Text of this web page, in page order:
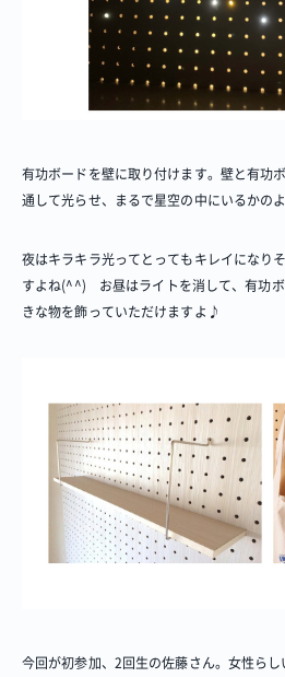
有功ボードを壁に取り付けます。壁と有功
通して光らせ、まるで星空の中にいるかの
夜はキラキラ光ってとってもキレイになり
すよね(^^) お昼はライトを消して、有功
きな物を飾っていただけますよ♪
今回が初参加、2回生の佐藤さん。女性ら